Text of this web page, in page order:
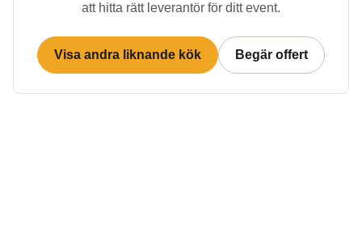
att hitta rätt leverantör för ditt event.
Visa andra liknande kök Begär offert